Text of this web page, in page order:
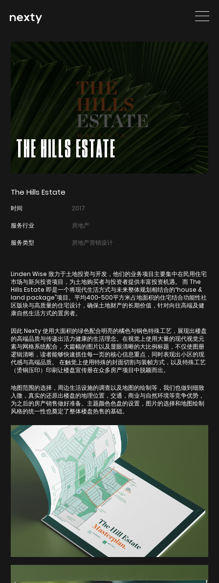
THE HILLS ESTATE
The Hills Estate
时间 2017
服务行业 房地产
服务类型 房地产营销设计
Linden Wise 致力于土地投资与开发，他们的业务项目主要集中在民用住宅
市场与新兴投资项目，为土地购买者与投资者提供丰富投资机遇。 而 The
Hills Estate 即是一个将现代生活方式与未来整体规划相结合的“house &
land package”项目。平均400-500平方米占地面积的住宅结合功能性社
区版块与高质量的住宅设计，确保土地财产的长期价值，针对向往高端及健
康自然生活方式的置房者。
因此 Nexty 使用大面积的绿色配合明亮的橘色与铜色特殊工艺，展现出楼盘
的高端品质与传递出活力健康的生活理念。在视觉上使用大量的现代视觉元
素与网格系统配合，大篇幅的图片以及显眼清晰的大比例标题，不仅使图册
逻辑清晰，读者能够快速抓住每一页的核心信息重点，同时表现出小区的现
代感与高端品质。 在触觉上使用特殊的封面切割与装帧方式，以及特殊工艺
（烫铜压印）印刷让楼盘宣传册在众多房产项目中脱颖而出。
地图范围的选择，周边生活设施的调查以及地图的绘制等，我们也做到细致
入微，真实的还原出楼盘的地理位置，交通，商业与自然环境等竞争优势，
为之后的房产销售做好准备。主题颜色色盘的设置，图片的选择和地图绘制
风格的统一性也奠定了整体楼盘热售的基础。